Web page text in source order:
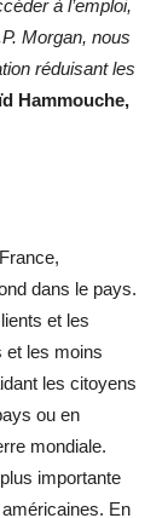
à l’emploi,
Morgan, nous
réduisant les
Hammouche,
dans le pays.
et les
et les moins
les citoyens
ou en
mondiale.
importante
En